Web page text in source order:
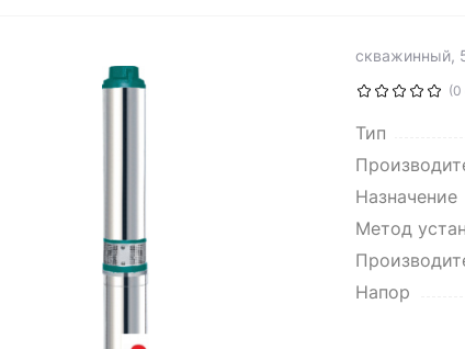
скважинный,
(0
Тип
Назначение
Метод
Напор